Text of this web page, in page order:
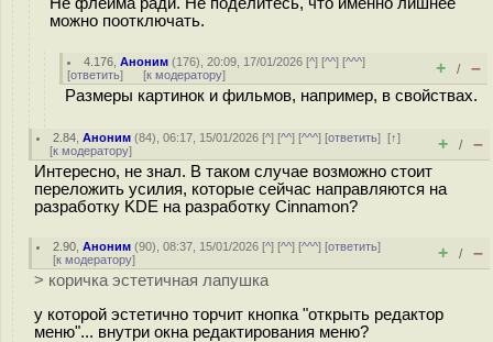
можно поотключать.
4.176 ,Аноним (176), 20:09, 17/01/2026 [^] [^^] [^^^]
[ответить] [к модератору] + / –
Размеры картинок и фильмов, например, в свойствах.
2.84 ,Аноним (84), 06:17, 15/01/2026 [^] [^^] [^^^] [ответить][↑]
[к модератору] + / –
Интересно, не знал. В таком случае возможно стоит
переложить усилия, которые сейчас направляются на
разработку KDE на разработку Cinnamon?
2.90 ,Аноним (90), 08:37, 15/01/2026 [^] [^^] [^^^] [ответить]
[к модератору] + / –
> коричка эстетичная лапушка
у которой эстетично торчит кнопка "открыть редактор
меню"... внутри окна редактирования меню?